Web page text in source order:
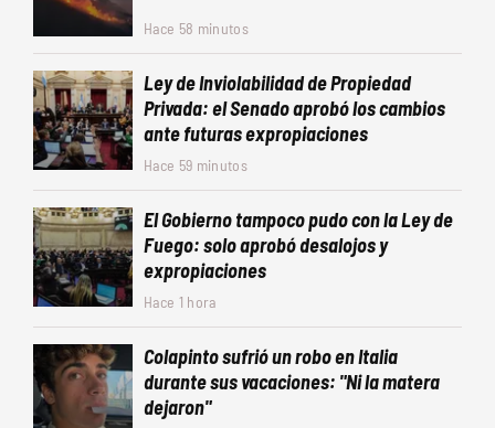
Hace 58 minutos
Ley de Inviolabilidad de Propiedad
Privada: el Senado aprobó los cambios
ante futuras expropiaciones
Hace 59 minutos
El Gobierno tampoco pudo con la Ley de
Fuego: solo aprobó desalojos y
expropiaciones
Hace 1 hora
Colapinto sufrió un robo en Italia
durante sus vacaciones: "Ni la matera
dejaron"